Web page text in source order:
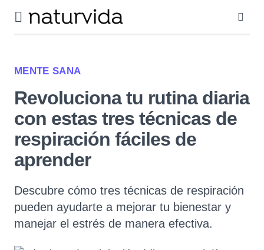
MENTE SANA
Revoluciona tu rutina diaria
con estas tres técnicas de
respiración fáciles de
aprender
Descubre cómo tres técnicas de respiración
pueden ayudarte a mejorar tu bienestar y
manejar el estrés de manera efectiva.